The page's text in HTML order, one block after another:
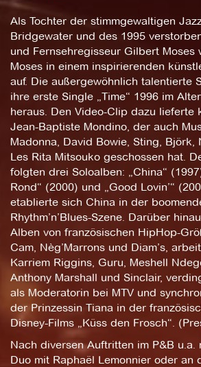
Als Tochter der stimmgewaltigen
Bridgewater und des 1995
und Fernsehregisseur Gilbert Moses
Moses in einem inspirierenden
auf. Die außergewöhnlich talentierte
ihre erste Single „Time“ 1996 im
heraus. Den Video-Clip dazu lieferte
Jean-Baptiste Mondino, der auch
Madonna, David Bowie, Sting, Björk,
Les Rita Mitsouko geschossen hat.
folgten drei Soloalben: „China“
Rond“ (2000) und „Good Lovin’“
etablierte sich China in der
Rhythm’n’Blues-Szene. Darüber
Alben von französischen HipHop-
Cam, Nèg’Marrons und Diam’s,
Karriem Riggins, Guru, Meshell
Anthony Marshall und Sinclair,
als Moderatorin bei MTV und
der Prinzessin Tiana in der
Disney-Films „Küss den Frosch“.
Nach diversen Auftritten im P&B u.a.
Duo mit Raphaël Lemonnier oder an